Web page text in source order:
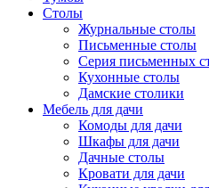
Столы
Журнальные столы
Письменные столы
Серия письменных
Кухонные столы
Дамские столики
Мебель для дачи
Комоды для дачи
Шкафы для дачи
Дачные столы
Кровати для дачи